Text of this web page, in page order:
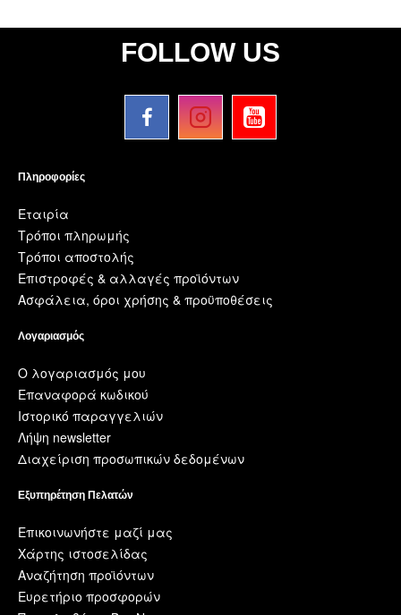
FOLLOW US
Πληροφορίες
Εταιρία
Τρόποι πληρωμής
Τρόποι αποστολής
Επιστροφές & αλλαγές προϊόντων
Ασφάλεια, όροι χρήσης & προϋποθέσεις
Λογαριασμός
Ο λογαριασμός μου
Επαναφορά κωδικού
Ιστορικό παραγγελιών
Λήψη newsletter
Διαχείριση προσωπικών δεδομένων
Εξυπηρέτηση Πελατών
Επικοινωνήστε μαζί μας
Χάρτης ιστοσελίδας
Αναζήτηση προϊόντων
Ευρετήριο προσφορών